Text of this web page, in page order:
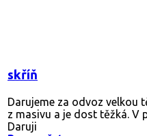
skříň
Darujeme za odvoz velkou
z masivu a je dost těžká. V
Daruji